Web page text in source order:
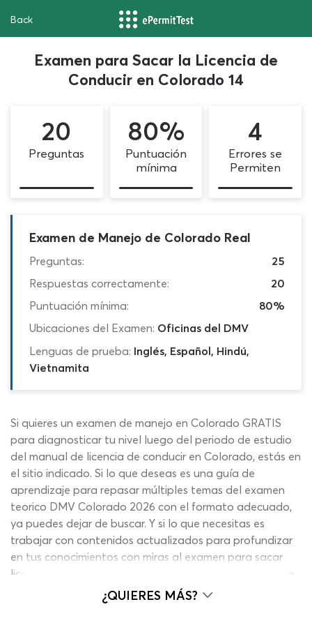
Back
Examen para Sacar la Licencia de
Conducir en Colorado 14
20
Preguntas
80%
Puntuación
mínima
4
Errores se
Permiten
Examen de Manejo de Colorado Real
Preguntas:
25
Respuestas correctamente:
20
Puntuación mínima:
80%
Ubicaciones del Examen: Oficinas del DMV
Lenguas de prueba: Inglés, Español, Hindú,
Vietnamita
Si quieres un examen de manejo en Colorado GRATIS
para diagnosticar tu nivel luego del periodo de estudio
del manual de licencia de conducir en Colorado, estás en
el sitio indicado. Si lo que deseas es una guía de
aprendizaje para repasar múltiples temas del examen
teorico DMV Colorado 2026 con el formato adecuado,
ya puedes dejar de buscar. Y si lo que necesitas es
trabajar con contenidos actualizados para profundizar
en tus conocimientos con miras al examen para sacar
licencia, aquí tienes todo para impulsar tu capacitación
en menos de lo que imaginas. Con esta práctica del
examen para la licencia DMV 2026 y otros materiales
¿QUIERES MÁS?